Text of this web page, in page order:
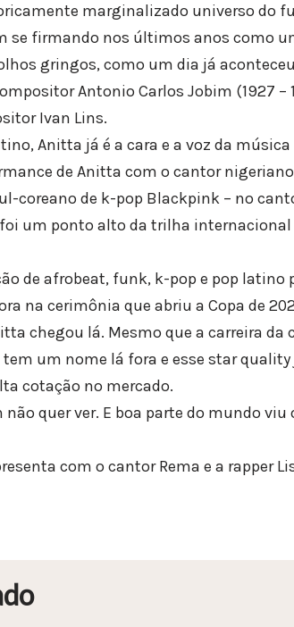
marginalizado universo do
se firmando nos últimos anos como
gringos, como um dia já
Antonio Carlos Jobim (1927
Ivan Lins.
Anitta já é a cara e a voz da
de Anitta com o cantor
coreano de k-pop Blackpink – no
um ponto alto da trilha
de afrobeat, funk, k-pop e pop latino
na cerimônia que abriu a Copa de
chegou lá. Mesmo que a carreira da
um nome lá fora e esse star
cotação no mercado.
não quer ver. E boa parte do mundo
com o cantor Rema e a rapper